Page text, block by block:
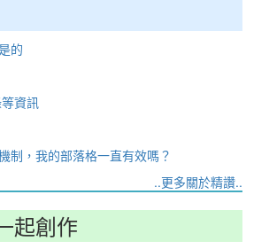
的
資訊
制，我的部落格一直有效嗎？
..更多關於精讚..
起創作